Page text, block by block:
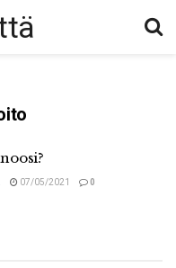
07/05/2021 0